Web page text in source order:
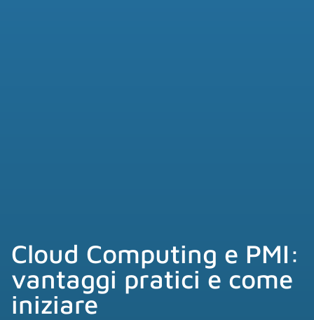
Cloud Computing e PMI:
vantaggi pratici e come
iniziare